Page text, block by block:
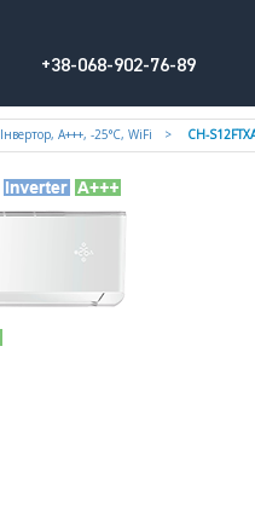
+38-068-902-76-89
Iнвертор, А+++, -25°С, WiFi CH-